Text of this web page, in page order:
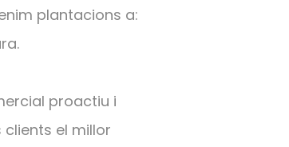
plantacions a:
proactiu i
el millor